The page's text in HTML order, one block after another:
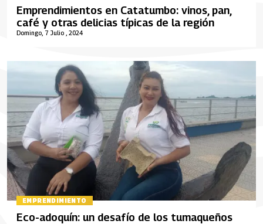
Domingo, 7 Julio , 2024
Emprendimientos en Catatumbo: vinos, pan,
café y otras delicias típicas de la región
EMPRENDIMIENTO
Eco-adoquín: un desafío de los tumaqueños